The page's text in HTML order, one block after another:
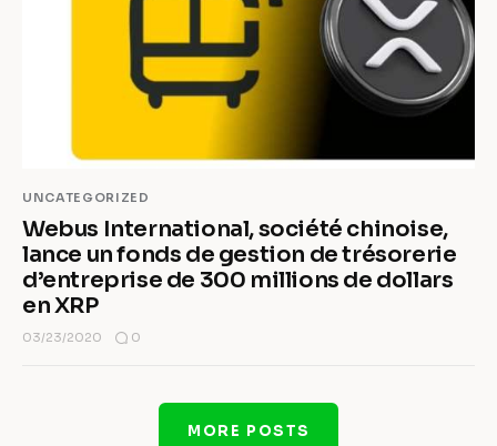
UNCATEGORIZED
Webus International, société chinoise,
lance un fonds de gestion de trésorerie
d’entreprise de 300 millions de dollars
en XRP
03/23/2020 0
MORE POSTS